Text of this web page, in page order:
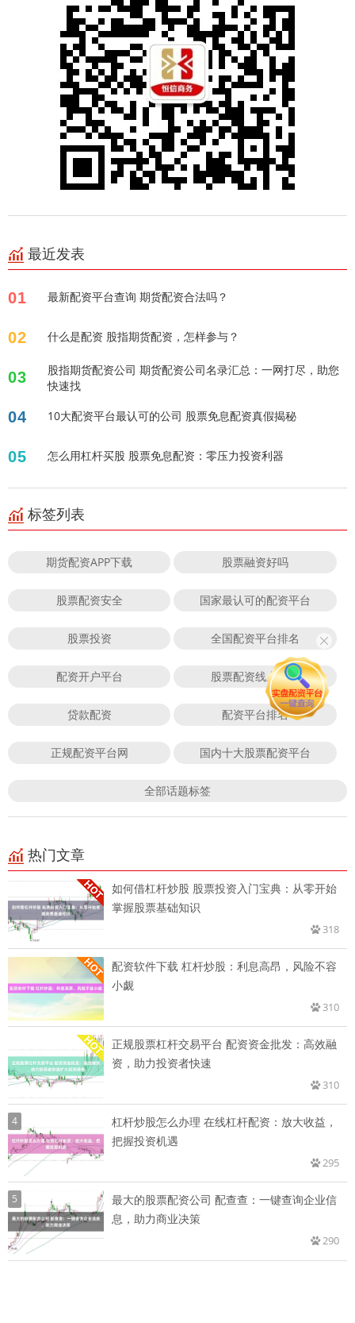
最近发表
01 最新配资平台查询 期货配资合法吗？
02 什么是配资 股指期货配资，怎样参与？
03
股指期货配资公司 期货配资公司名录汇总：一网打尽，助您
快速找
04 10大配资平台最认可的公司 股票免息配资真假揭秘
05 怎么用杠杆买股 股票免息配资：零压力投资利器
标签列表
期货配资APP下载 股票融资好吗
股票配资安全 国家最认可的配资平台
股票投资 全国配资平台排名
配资开户平台 股票配资线上平台
贷款配资 配资平台排名
正规配资平台网 国内十大股票配资平台
全部话题标签
热门文章
如何借杠杆炒股 股票投资入门宝典：从零开始
掌握股票基础知识
318
配资软件下载 杠杆炒股：利息高昂，风险不容
小觑
310
正规股票杠杆交易平台 配资资金批发：高效融
资，助力投资者快速
310
4
杠杆炒股怎么办理 在线杠杆配资：放大收益，
把握投资机遇
295
5
最大的股票配资公司 配查查：一键查询企业信
息，助力商业决策
290